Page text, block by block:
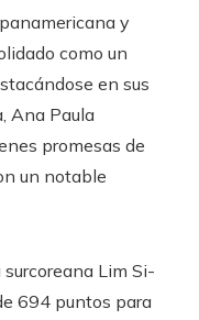
y
como un
en sus
Ana Paula
promesas de
un notable
Lim Si-
694 puntos para